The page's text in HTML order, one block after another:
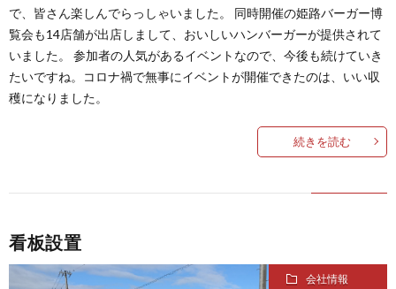
で、皆さん楽しんでらっしゃいました。 同時開催の姫路バーガー博
覧会も14店舗が出店しまして、おいしいハンバーガーが提供されて
いました。 参加者の人気があるイベントなので、今後も続けていき
たいですね。コロナ禍で無事にイベントが開催できたのは、いい収
穫になりました。
続きを読む
看板設置
会社情報